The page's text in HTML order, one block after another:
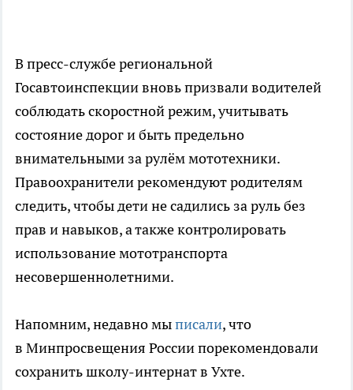
В пресс-службе региональной
Госавтоинспекции вновь призвали водителей
соблюдать скоростной режим, учитывать
состояние дорог и быть предельно
внимательными за рулём мототехники.
Правоохранители рекомендуют родителям
следить, чтобы дети не садились за руль без
прав и навыков, а также контролировать
использование мототранспорта
несовершеннолетними.
Напомним, недавно мыписали, что
в Минпросвещения России порекомендовали
сохранить школу-интернат в Ухте.